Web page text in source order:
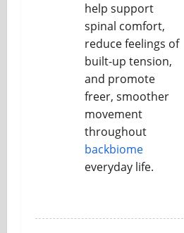
help support
spinal comfort,
reduce feelings of
built-up tension,
and promote
freer, smoother
movement
throughout
backbiome
everyday life.